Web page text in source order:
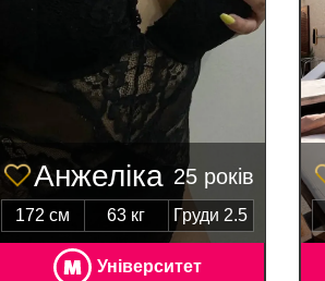
Анжеліка 25 років
172 см 63 кг Груди 2.5
Університет